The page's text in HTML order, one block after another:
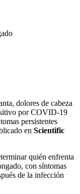
dolores de cabeza
por COVID-19
persistentes
en Scientific
quién enfrenta
con síntomas
de la infección